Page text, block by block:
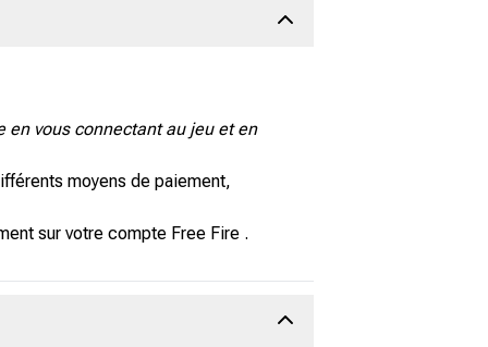
en vous connectant au jeu et en
moyens de paiement,
sur votre compte Free Fire .